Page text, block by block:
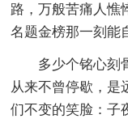
路，万般苦痛人憔
名题金榜那一刻能
多少个铭心刻骨
从来不曾停歇，是
们不变的笑脸：子